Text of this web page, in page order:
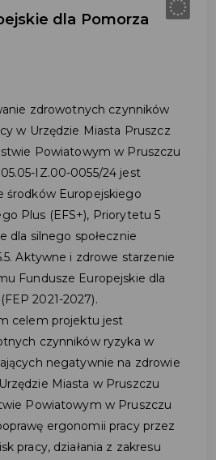
dla Pomorza
zdrowotnych czynników
w Urzędzie Miasta Pruszcz
Powiatowym w Pruszczu
IZ.00-0055/24 jest
środków Europejskiego
Plus (EFS+), Priorytetu 5
dla silnego społecznie
Aktywne i zdrowe starzenie
Fundusze Europejskie dla
2021-2027).
celem projektu jest
czynników ryzyka w
negatywnie na zdrowie
Miasta w Pruszczu
Powiatowym w Pruszczu
ergonomii pracy przez
pracy, działania z zakresu